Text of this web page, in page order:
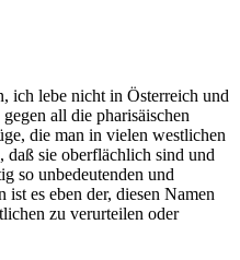
ich lebe nicht in Österreich und
all die pharisäischen
die man in vielen westlichen
daß sie oberflächlich sind und
so unbedeutenden und
es eben der, diesen Namen
zu verurteilen oder